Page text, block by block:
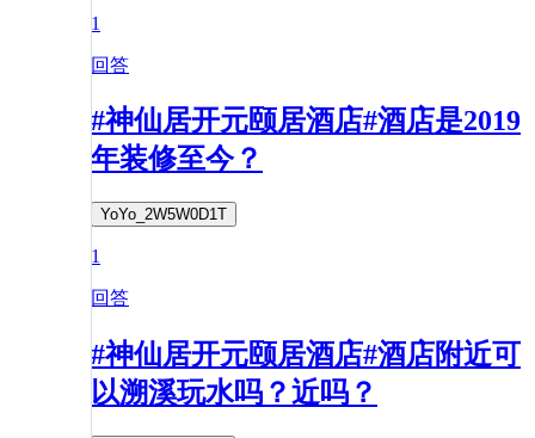
1
回答
#神仙居开元颐居酒店#酒店是2019
年装修至今？
YoYo_2W5W0D1T
1
回答
#神仙居开元颐居酒店#酒店附近可
以溯溪玩水吗？近吗？